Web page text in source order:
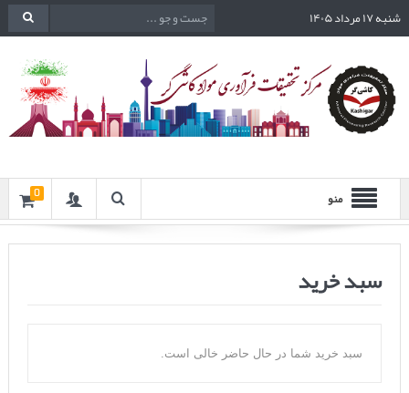
شنبه ۱۷ مرداد ۱۴۰۵
منو 0
سبد خرید
سبد خرید شما در حال حاضر خالی است.